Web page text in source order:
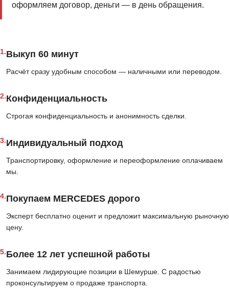
оформляем договор, деньги — в день обращения.
1.Выкуп 60 минут
Расчёт сразу удобным способом — наличными или переводом.
2.Конфиденциальность
Строгая конфиденциальность и анонимность сделки.
3.Индивидуальный подход
Транспортировку, оформление и переоформление оплачиваем
мы.
4.Покупаем MERCEDES дорого
Эксперт бесплатно оценит и предложит максимальную рыночную
цену.
5.Более 12 лет успешной работы
Занимаем лидирующие позиции в Шемурше. С радостью
проконсультируем о продаже транспорта.